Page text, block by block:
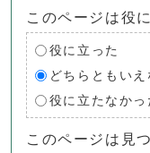
このページは役
役に立った
どちらともいえ
役に立たなかっ
このページは見